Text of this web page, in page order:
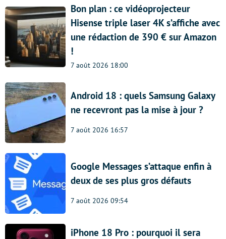
Bon plan : ce vidéoprojecteur
Hisense triple laser 4K s’affiche avec
une rédaction de 390 € sur Amazon
!
7 août 2026 18:00
Android 18 : quels Samsung Galaxy
ne recevront pas la mise à jour ?
7 août 2026 16:57
Google Messages s’attaque enfin à
deux de ses plus gros défauts
7 août 2026 09:54
iPhone 18 Pro : pourquoi il sera